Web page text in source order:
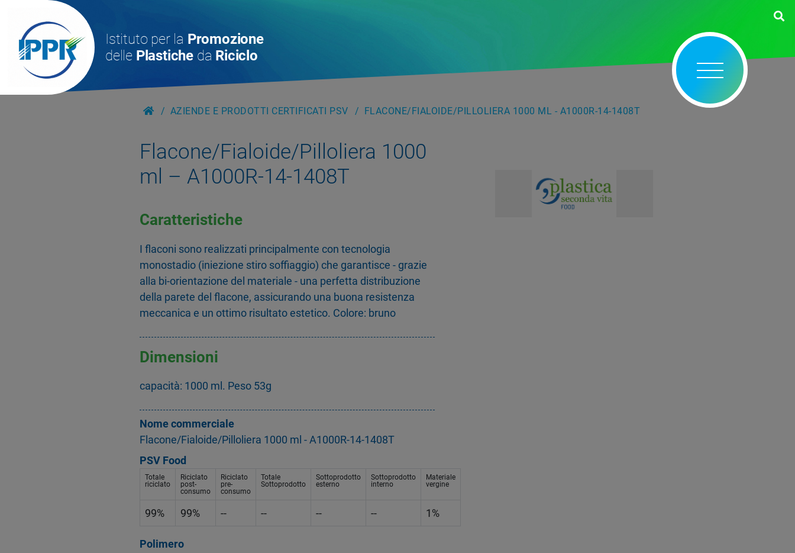
Istituto per la Promozione
delle Plastiche da Riciclo
AZIENDE E PRODOTTI CERTIFICATI PSV FLACONE/FIALOIDE/PILLOLIERA 1000 ML - A1000R-14-1408T
Flacone/Fialoide/Pilloliera 1000
ml – A1000R-14-1408T
Caratteristiche
I flaconi sono realizzati principalmente con tecnologia
monostadio (iniezione stiro soffiaggio) che garantisce - grazie
alla bi-orientazione del materiale - una perfetta distribuzione
della parete del flacone, assicurando una buona resistenza
meccanica e un ottimo risultato estetico. Colore: bruno
Dimensioni
capacità: 1000 ml. Peso 53g
Nome commerciale
Flacone/Fialoide/Pilloliera 1000 ml - A1000R-14-1408T
PSV Food
Totale
riciclato
Riciclato
post-
consumo
Riciclato
pre-
consumo
Totale
Sottoprodotto
Sottoprodotto
esterno
Sottoprodotto
interno
Materiale
vergine
99% 99% -- -- -- -- 1%
Polimero